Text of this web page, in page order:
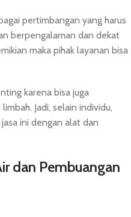
pertimbangan yang harus
berpengalaman dan dekat
maka pihak layanan bisa
karena bisa juga
Jadi, selain individu,
ini dengan alat dan
dan Pembuangan